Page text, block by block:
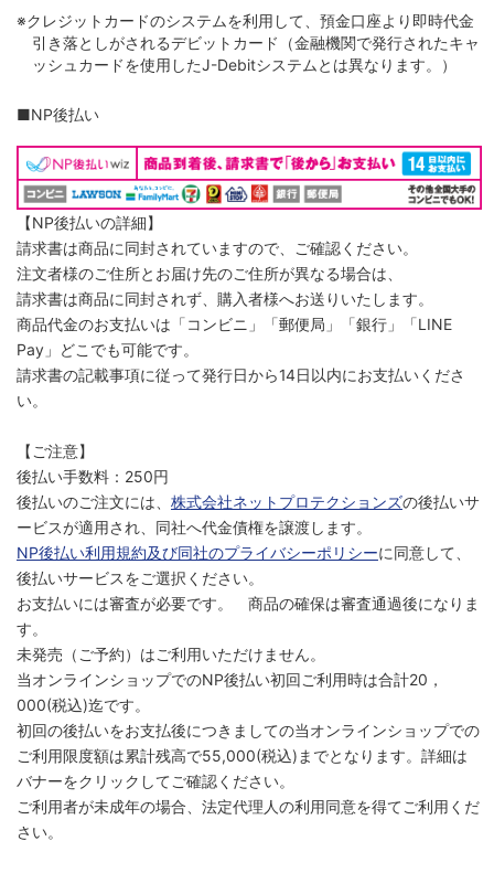
※クレジットカードのシステムを利用して、預金口座より即時代金
引き落としがされるデビットカード（金融機関で発行されたキャ
ッシュカードを使用したJ-Debitシステムとは異なります。）
■NP後払い
【NP後払いの詳細】
請求書は商品に同封されていますので、ご確認ください。
注文者様のご住所とお届け先のご住所が異なる場合は、
請求書は商品に同封されず、購入者様へお送りいたします。
商品代金のお支払いは「コンビニ」「郵便局」「銀行」「LINE
Pay」どこでも可能です。
請求書の記載事項に従って発行日から14日以内にお支払いくださ
い。
【ご注意】
後払い手数料：250円
後払いのご注文には、 株式会社ネットプロテクションズの後払いサ
ービスが適用され、同社へ代金債権を譲渡します。
NP後払い利用規約及び同社のプライバシーポリシーに同意して、
後払いサービスをご選択ください。
お支払いには審査が必要です。 商品の確保は審査通過後になりま
す。
未発売（ご予約）はご利用いただけません。
当オンラインショップでのNP後払い初回ご利用時は合計20，
000(税込)迄です。
初回の後払いをお支払後につきましての当オンラインショップでの
ご利用限度額は累計残高で55,000(税込)までとなります。詳細は
バナーをクリックしてご確認ください。
ご利用者が未成年の場合、法定代理人の利用同意を得てご利用くだ
さい。